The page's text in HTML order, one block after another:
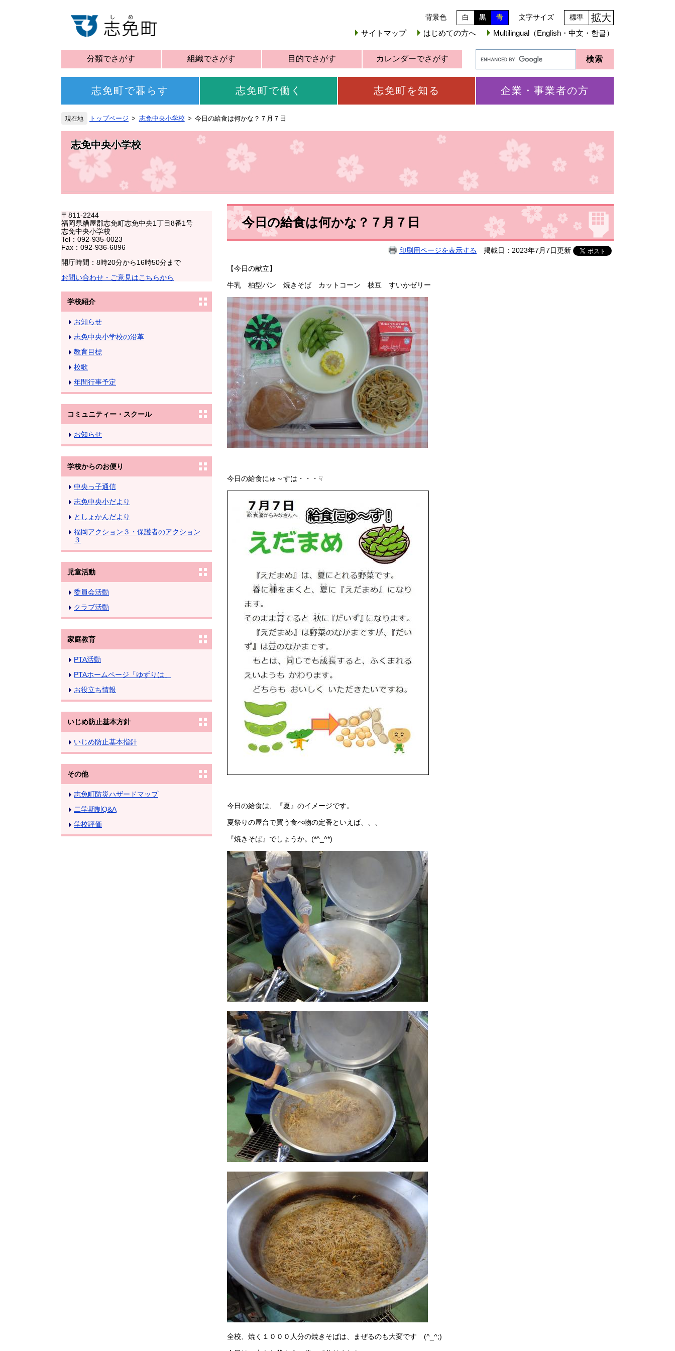
背景色 白 黒 青 文字サイズ 標準 拡大
サイトマップ はじめての方へ Multilingual（English・中文・한글）
分類でさがす 組織でさがす 目的でさがす カレンダーでさがす
志免町で暮らす 志免町で働く 志免町を知る 企業・事業者の方
トップページ 志免中央小学校 今日の給食は何かな？７月７日
志免中央小学校
〒811-2244
福岡県糟屋郡志免町志免中央1丁目8番1号
志免中央小学校
Tel：092-935-0023
Fax：092-936-6896
開庁時間：8時20分から16時50分まで
お問い合わせ・ご意見はこちらから
学校紹介
お知らせ
志免中央小学校の沿革
教育目標
校歌
年間行事予定
コミュニティー・スクール
お知らせ
学校からのお便り
中央っ子通信
志免中央小だより
としょかんだより
福岡アクション３・保護者のアクション
３
児童活動
委員会活動
クラブ活動
家庭教育
PTA活動
PTAホームページ「ゆずりは」
お役立ち情報
いじめ防止基本方針
いじめ防止基本指針
その他
志免町防災ハザードマップ
二学期制Q&A
学校評価
今日の給食は何かな？７月７日
印刷用ページを表示する 掲載日：2023年7月7日更新
【今日の献立】
牛乳 柏型パン 焼きそば カットコーン 枝豆 すいかゼリー ​
今日の給食にゅ～すは・・・☟
今日の給食は、『夏』のイメージです。
夏祭りの屋台で買う食べ物の定番といえば、、、
『焼きそば』でしょうか。(*^_^*)
全校、焼く１０００人分の焼きそばは、まぜるのも大変です (^_^;)